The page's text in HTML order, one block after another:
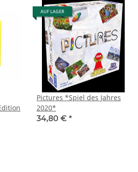
AUF LAGER
Pictures *Spiel des Jahres
2020*
34,80 € *